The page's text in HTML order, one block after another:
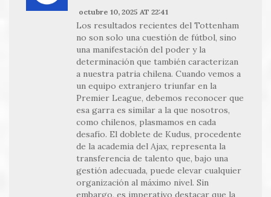
octubre 10, 2025 AT 22:41
Los resultados recientes del Tottenham
no son solo una cuestión de fútbol, sino
una manifestación del poder y la
determinación que también caracterizan
a nuestra patria chilena. Cuando vemos a
un equipo extranjero triunfar en la
Premier League, debemos reconocer que
esa garra es similar a la que nosotros,
como chilenos, plasmamos en cada
desafío. El doblete de Kudus, procedente
de la academia del Ajax, representa la
transferencia de talento que, bajo una
gestión adecuada, puede elevar cualquier
organización al máximo nivel. Sin
embargo, es imperativo destacar que la